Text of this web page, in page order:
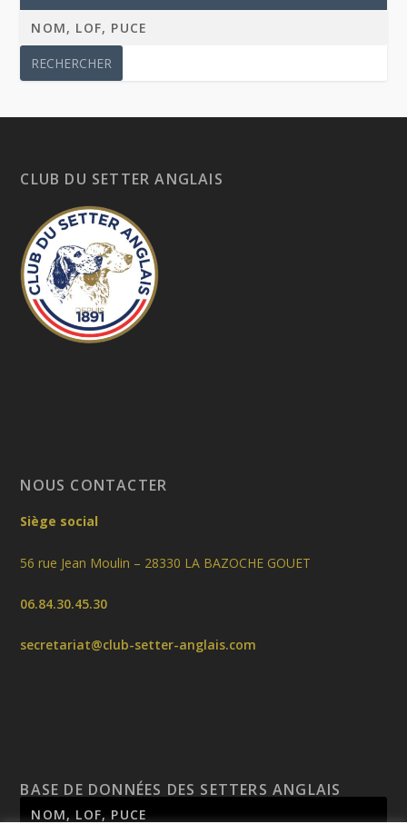
CLUB DU SETTER ANGLAIS
NOUS CONTACTER
Siège social
56 rue Jean Moulin – 28330 LA BAZOCHE GOUET
06.84.30.45.30
secretariat@club-setter-anglais.com
BASE DE DONNÉES DES SETTERS ANGLAIS